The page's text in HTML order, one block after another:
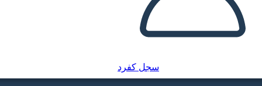
سجل كفرد